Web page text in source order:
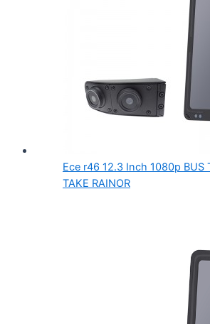
Ece r46 12.3 Inch 1080p BUS
TAKE RAINOR